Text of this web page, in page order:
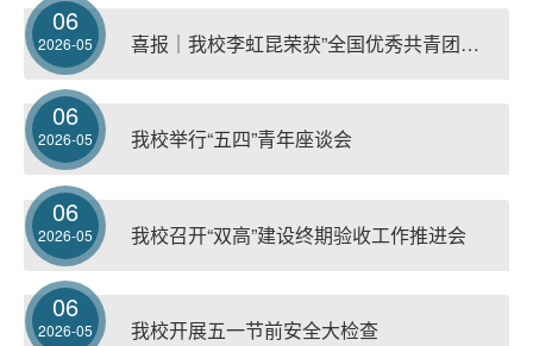
06
2026-05 喜报｜我校李虹昆荣获”全国优秀共青团干部“称号
06
2026-05 我校举行“五四”青年座谈会
06
2026-05 我校召开“双高”建设终期验收工作推进会
06
2026-05 我校开展五一节前安全大检查